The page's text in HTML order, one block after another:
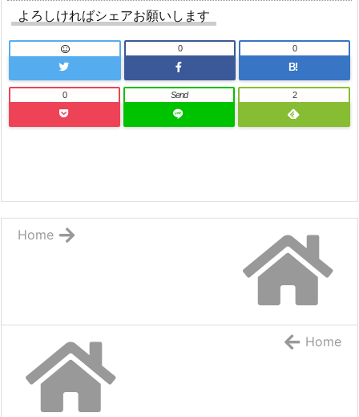
よろしければシェアお願いします
0
B!
0
0 Send 2
Home
Home